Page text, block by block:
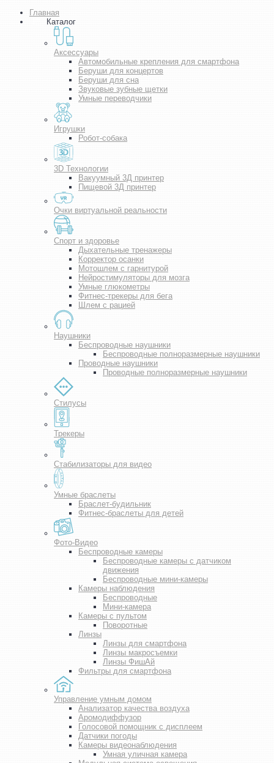
Главная
Каталог
Аксессуары
Автомобильные крепления для смартфона
Беруши для концертов
Беруши для сна
Звуковые зубные щетки
Умные переводчики
Игрушки
Робот-собака
3D Технологии
Вакуумный 3Д принтер
Пищевой 3Д принтер
Очки виртуальной реальности
Спорт и здоровье
Дыхательные тренажеры
Корректор осанки
Мотошлем с гарнитурой
Нейростимуляторы для мозга
Умные глюкометры
Фитнес-трекеры для бега
Шлем с рацией
Наушники
Беспроводные наушники
Беспроводные полноразмерные наушники
Проводные наушники
Проводные полноразмерные наушники
Стилусы
Трекеры
Стабилизаторы для видео
Умные браслеты
Браслет-будильник
Фитнес-браслеты для детей
Фото-Видео
Беспроводные камеры
Беспроводные камеры с датчиком
движения
Беспроводные мини-камеры
Камеры наблюдения
Беспроводные
Мини-камера
Камеры с пультом
Поворотные
Линзы
Линзы для смартфона
Линзы макросъемки
Линзы ФишАй
Фильтры для смартфона
Управление умным домом
Анализатор качества воздуха
Аромодиффузор
Голосовой помощник с дисплеем
Датчики погоды
Камеры видеонаблюдения
Умная уличная камера